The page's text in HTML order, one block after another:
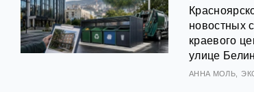
новостных
краевого
улице
АННА МОЛЬ